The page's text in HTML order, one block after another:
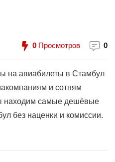
0 Просмотров 0
на авиабилеты в Стамбул
и сотням
находим самые дешёвые
без наценки и комиссии.